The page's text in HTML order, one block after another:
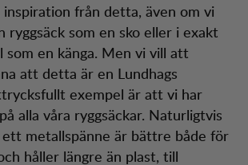
från detta, även om vi
ryggsäck som en sko eller i exakt
som en känga. Men vi vill att
att detta är en Lundhags
exempel är att vi har
alla våra ryggsäckar. Naturligtvis
metallspänne är bättre både för
håller längre än plast, till